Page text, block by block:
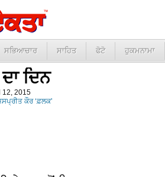
ਸਭਿਆਚਾਰ ਸਾਹਿਤ ਫੋਟੋ ਹੁਕਮਨਾਮਾ
ਦਿਨ
12, 2015
ਕੌਰ ‘ਫ਼ਲਕ’